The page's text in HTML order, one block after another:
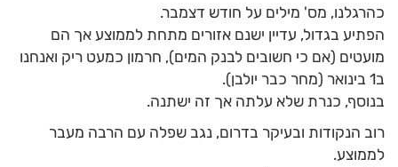
כהרגלנו, מס' מילים על חודש דצמבר.
הפתיע בגדול, עדיין ישנם אזורים מתחת לממוצע אך הם
מועטים (אם כי חשובים לבנק המים), חרמון כמעט ריק ואנחנו
ב1 בינואר (מחר כבר יולבן).
בנוסף, כנרת שלא עלתה אך זה ישתנה.
רוב הנקודות ובעיקר בדרום, נגב שפלה עם הרבה מעבר
לממוצע.